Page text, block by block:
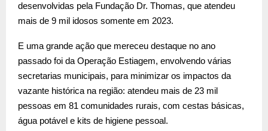
desenvolvidas pela Fundação Dr. Thomas, que atendeu
mais de 9 mil idosos somente em 2023.
E uma grande ação que mereceu destaque no ano
passado foi da Operação Estiagem, envolvendo várias
secretarias municipais, para minimizar os impactos da
vazante histórica na região: atendeu mais de 23 mil
pessoas em 81 comunidades rurais, com cestas básicas,
água potável e kits de higiene pessoal.